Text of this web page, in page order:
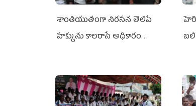
శాంతియుతంగా నిరసన తెలిపే
హక్కును కాలరాసే అధికారం
బలి